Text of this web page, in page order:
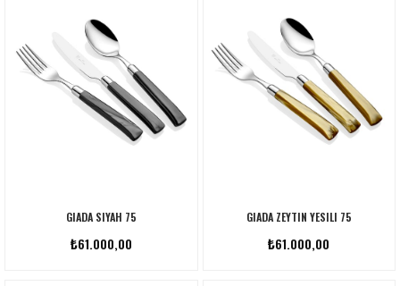
GIADA SIYAH 75
₺61.000,00
GIADA ZEYTIN YESILI 75
₺61.000,00